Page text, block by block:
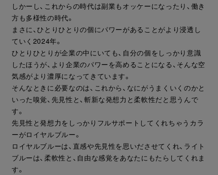
しかーし、これからの時代は副業もオッケーになったり、働き
方も多様性の時代。
まさに、ひとりひとりの個にパワーがあることがより浸透し
ていく2024年。
ひとりひとりが企業の中にいても、自分の個をしっかり意識
したほうが、より企業のパワーを高めることになる、そんな空
気感がより濃厚になってきています。
そんなときに必要なのは、これから、なにがうまくいくのかと
いった嗅覚、先見性と、斬新な発想力と柔軟性だと思うんで
す。
先見性と発想力をしっかりフルサポートしてくれちゃうカラ
ーがロイヤルブルー。
ロイヤルブルーは、直感や先見性を思いださせてくれ、ライト
ブルーは、柔軟性と、自由な感覚をあなたにもたらしてくれま
す。